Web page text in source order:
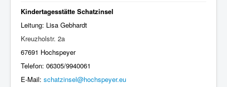
Bild vom Kind
Elternausschuss
Träger
Kontakt
Kindertagesstätte Schatzinsel
Leitung: Lisa Gebhardt
Kreuzholstr. 2a
67691 Hochspeyer
Telefon: 06305/9940061
E-Mail: schatzinsel@hochspeyer.eu